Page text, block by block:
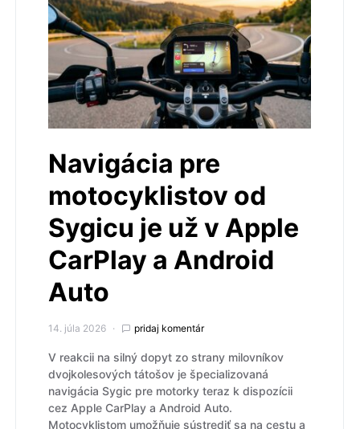
Navigácia pre
motocyklistov od
Sygicu je už v Apple
CarPlay a Android
Auto
14. júla 2026 pridaj komentár
V reakcii na silný dopyt zo strany milovníkov
dvojkolesových tátošov je špecializovaná
navigácia Sygic pre motorky teraz k dispozícii
cez Apple CarPlay a Android Auto.
Motocyklistom umožňuje sústrediť sa na cestu a